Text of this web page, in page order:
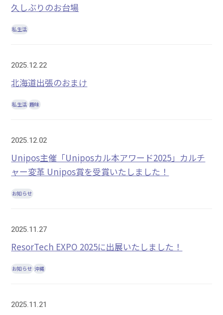
久しぶりのお台場
私生活
2025.12.22
北海道出張のおまけ
私生活 趣味
2025.12.02
Unipos主催「Uniposカル本アワード2025」カルチ
ャー変革 Unipos賞を受賞いたしました！
お知らせ
2025.11.27
ResorTech EXPO 2025に出展いたしました！
お知らせ 沖縄
2025.11.21